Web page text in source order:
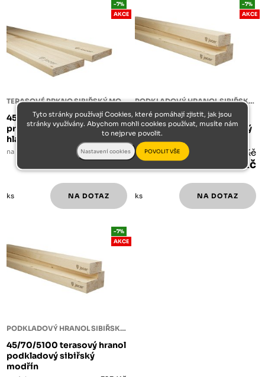
TERASOVÉ PRKNO SIBIŘSKÝ MODŘÍN
45/140/4000 terasové
prkno sibiřský modřín
hladká/hladká
-7%
AKCE
na dotaz 900 Kč
837 Kč
ks
PODKLADOVÝ HRANOL SIBIŘSKÝ MODŘÍN
45/142/5100 terasový
hranol podkladový sibiřský
modřín
-7%
AKCE
na dotaz 1 439 Kč
1 339 Kč
ks
PODKLADOVÝ HRANOL SIBIŘSKÝ MODŘÍN
45/70/5100 terasový hranol
podkladový sibiřský
modřín
-7%
AKCE
Tyto stránky používají Cookies, které pomáhají zjistit, jak jsou
stránky využívány. Abychom mohli cookies používat, musíte nám
to nejprve povolit.